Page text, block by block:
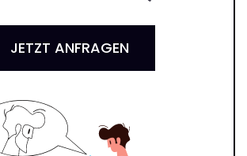
JETZT ANFRAGEN